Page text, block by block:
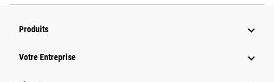
Produits
Votre Entreprise